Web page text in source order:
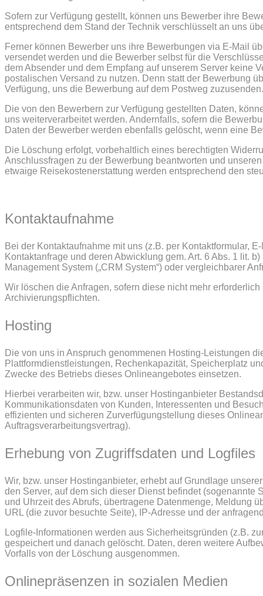
Sofern zur Verfügung gestellt, können uns Bewerber ihre
entsprechend dem Stand der Technik verschlüsselt an uns
Ferner können Bewerber uns ihre Bewerbungen via E-Mail
versendet werden und die Bewerber selbst für die
dem Absender und dem Empfang auf unserem Server keine
postalischen Versand zu nutzen. Denn statt der Bewerbung
Verfügung, uns die Bewerbung auf dem Postweg zuzusenden.
Die von den Bewerbern zur Verfügung gestellten Daten,
uns weiterverarbeitet werden. Andernfalls, sofern die
Daten der Bewerber werden ebenfalls gelöscht, wenn eine
Die Löschung erfolgt, vorbehaltlich eines berechtigten
Anschlussfragen zu der Bewerbung beantworten und
etwaige Reisekostenerstattung werden entsprechend den
Kontaktaufnahme
Bei der Kontaktaufnahme mit uns (z.B. per Kontaktformular,
Kontaktanfrage und deren Abwicklung gem. Art. 6 Abs. 1 lit.
Management System („CRM System“) oder vergleichbarer
Wir löschen die Anfragen, sofern diese nicht mehr
Archivierungspflichten.
Hosting
Die von uns in Anspruch genommenen Hosting-Leistungen
Plattformdienstleistungen, Rechenkapazität, Speicherplatz
Zwecke des Betriebs dieses Onlineangebotes einsetzen.
Hierbei verarbeiten wir, bzw. unser Hostinganbieter
Kommunikationsdaten von Kunden, Interessenten und
effizienten und sicheren Zurverfügungstellung dieses
Auftragsverarbeitungsvertrag).
Erhebung von Zugriffsdaten und Logfiles
Wir, bzw. unser Hostinganbieter, erhebt auf Grundlage
den Server, auf dem sich dieser Dienst befindet
und Uhrzeit des Abrufs, übertragene Datenmenge, Meldung
URL (die zuvor besuchte Seite), IP-Adresse und der
Logfile-Informationen werden aus Sicherheitsgründen (z.B.
gespeichert und danach gelöscht. Daten, deren weitere
Vorfalls von der Löschung ausgenommen.
Onlinepräsenzen in sozialen Medien